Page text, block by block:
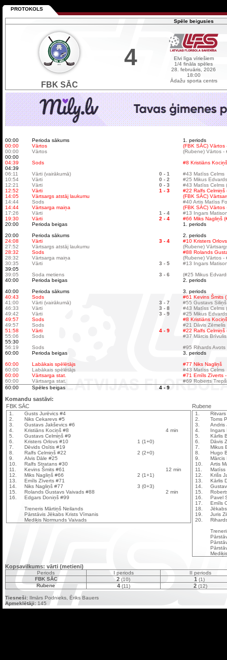
PROTOKOLS
Spēle beigusies
FBK SĀC
4
Elvi līga vīriešiem
1/4 fināla spēles
28. februāris, 2026
18:00
Ādažu sporta centrs
00:00 Perioda sākums
1. periods
00:00
Vārtos
(FBK SĀC)
00:00
Vārtos
(Rubene) Vārtos -
00:00
04:39
Sods
#8 Kristiāns
04:39
06:11
Vārti (vairākumā) 0 - 1
#43 Matīss Celms
10:54
Vārti 0 - 2
#25 Mikus
12:21
Vārti 0 - 3
#43 Matīss Celms
12:52
Vārti 1 - 3
#22 Ralfs Celmiņš
14:05
Vārtsargs atstāj laukumu
(FBK SĀC)
14:44
Sods
#40 Artis Matīss
14:44
Vārtsarga maiņa
(FBK SĀC)
17:26
Vārti 1 - 4
#13 Ingars
19:30
Vārti 2 - 4
#66 Miks Nagliņš
20:00
Perioda beigas
1. periods
20:00
Perioda sākums
2. periods
24:08
Vārti 3 - 4
#10 Kristers
27:52
Vārtsargs atstāj laukumu
(Rubene)
28:32
Sods
#88 Rolands
28:32
Vārtsarga maiņa
(Rubene) Vārtos -
30:35
Vārti 3 - 5
#13 Ingars
39:05
39:05
Soda metiens 3 - 6
(#25 Mikus
40:00
Perioda beigas
2. periods
40:00
Perioda sākums
3. periods
40:43
Sods
#61 Kevins Šmits
41:00
Vārti (vairākumā) 3 - 7
#55 Gustavs
46:33
Vārti 3 - 8
#43 Matīss Celms
49:42
Vārti 3 - 9
#25 Mikus
49:57
Sods
#8 Kristiāns
49:57
Sods
#21 Dāvis
51:58
Vārti 4 - 9
#22 Ralfs Celmiņš
55:06
Sods
#37 Mārcis
55:30
56:19
Sods
#95 Rihards
60:00
Perioda beigas
3. periods
60:00
Labākais spēlētājs
#77 Niks Nagliņš
60:00
Labākais spēlētājs
#43 Matīss Celms
60:00
Vārtsarga stat.
#71 Emīls Zīverts
60:00
Vārtsarga stat.
#69 Roberts
60:00
Spēles beigas 4 - 9
Komandu sastāvi:
FBK SĀC
Rubene
1.
Gusts Jurēvics #4
2.
Niks Cekarevs #5
3.
Gustavs Jakševics #6
4.
Kristiāns Kociņš #8
4 min
5.
Gustavs Celmiņš #9
6.
Kristers Orlovs #10
1 (1+0)
7.
Dēvids Osītis #19
8.
Ralfs Celmiņš #22
2 (2+0)
9.
Alvis Dāle #25
10.
Ralfs Stratans #30
11.
Kevins Šmits #61
12 min
12.
Miks Nagliņš #66
2 (1+1)
13.
Emīls Zīverts #71
14.
Niks Nagliņš #77
3 (0+3)
15.
Rolands Gustavs Vaivads #88
2 min
16.
Edgars Doniņš #99
Treneris Mārtiņš Neilands
Pārstāvis Jēkabs Krists Vīmanis
Mediķis Normunds Vaivads
1.
2.
Toms
3.
Andris
4.
Ingars
5.
Kārlis
6.
Dāvis
7.
Mikus
8.
Hugo
9.
Mārcis
10.
Artis
11.
Matīss
12.
Krišs
13.
Kārlis
14.
15.
16.
Pavel
17.
Emīls
18.
19.
Juris
20.
Kopsavilkums: vārti (metieni)
Periods I periods
II periods
FBK SĀC
2 (10) 1 (1)
Rubene
4(11) 2(12)
Tiesneši: Ilmārs Podnieks, Ēriks Bauers
Apmeklētāji: 145